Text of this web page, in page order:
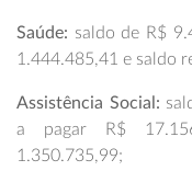
Saúde: saldo de R$
1.444.485,41 e saldo
Assistência Social:
a pagar R$
1.350.735,99;